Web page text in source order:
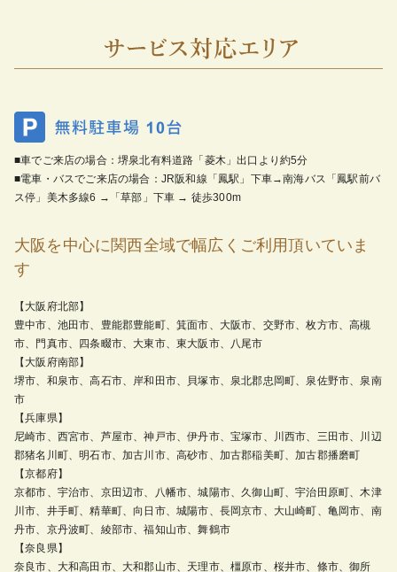
■車でご来店の場合：堺泉北有料道路「菱木」出口より約5分
■電車・バスでご来店の場合：JR阪和線「鳳駅」下車→南海バス「鳳駅前バ
ス停」美木多線6 →「草部」下車 → 徒歩300m
大阪を中心に関西全域で幅広くご利用頂いていま
す
【大阪府北部】
豊中市、池田市、豊能郡豊能町、箕面市、大阪市、交野市、枚方市、高槻
市、門真市、四条畷市、大東市、東大阪市、八尾市
【大阪府南部】
堺市、和泉市、高石市、岸和田市、貝塚市、泉北郡忠岡町、泉佐野市、泉南
市
【兵庫県】
尼崎市、西宮市、芦屋市、神戸市、伊丹市、宝塚市、川西市、三田市、川辺
郡猪名川町、明石市、加古川市、高砂市、加古郡稲美町、加古郡播磨町
【京都府】
京都市、宇治市、京田辺市、八幡市、城陽市、久御山町、宇治田原町、木津
川市、井手町、精華町、向日市、城陽市、長岡京市、大山崎町、亀岡市、南
丹市、京丹波町、綾部市、福知山市、舞鶴市
【奈良県】
奈良市、大和高田市、大和郡山市、天理市、橿原市、桜井市、條市、御所